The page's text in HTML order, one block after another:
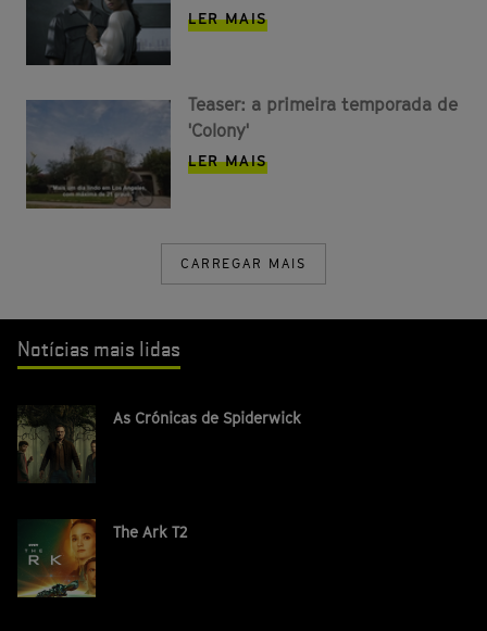
LER MAIS
Teaser: a primeira temporada de
'Colony'
LER MAIS
CARREGAR MAIS
Notícias mais lidas
As Crónicas de Spiderwick
The Ark T2